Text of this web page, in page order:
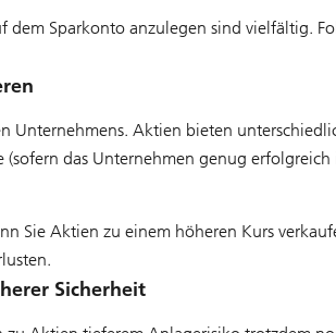
dem Sparkonto anzulegen sind vielfältig.
Unternehmens. Aktien bieten
das Unternehmen genug
Sie Aktien zu einem höheren Kurs
Sicherheit